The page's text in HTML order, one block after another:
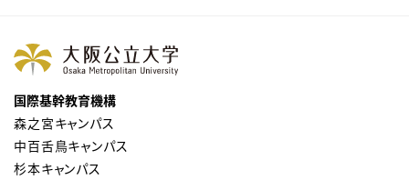
国際基幹教育機構
森之宮キャンパス
中百舌鳥キャンパス
杉本キャンパス